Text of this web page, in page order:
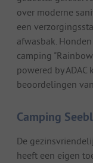
over moderne
een
afwasbak.
camping
powered by
beoordelingen
Camping
De
heeft een eigen